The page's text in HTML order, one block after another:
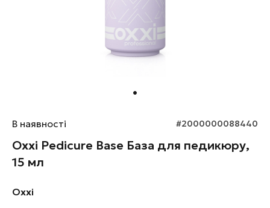
В наявності #2000000088440
Oxxi Pedicure Base База для педикюру,
15 мл
Oxxi